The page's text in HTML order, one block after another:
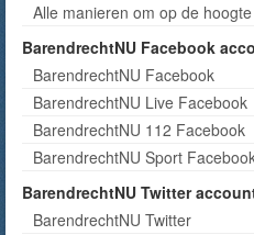
Alle manieren om op de
BarendrechtNU Facebook
BarendrechtNU Facebook
BarendrechtNU Live Facebook
BarendrechtNU 112 Facebook
BarendrechtNU Sport
BarendrechtNU Twitter
BarendrechtNU Twitter